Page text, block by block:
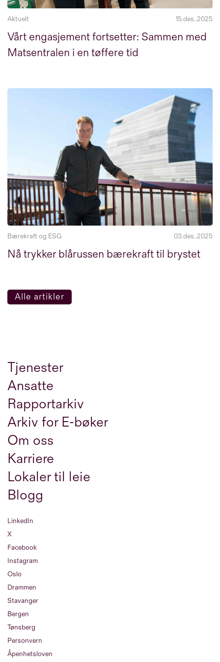
Aktuelt 15.des..2025
Vårt engasjement fortsetter: Sammen med
Matsentralen i en tøffere tid
Bærekraft og ESG 03.des..2025
Nå trykker blårussen bærekraft til brystet
Alle artikler
Tjenester
Ansatte
Rapportarkiv
Arkiv for E-bøker
Om oss
Karriere
Lokaler til leie
Blogg
LinkedIn
X
Facebook
Instagram
Oslo
Drammen
Stavanger
Bergen
Tønsberg
Personvern
Åpenhetsloven